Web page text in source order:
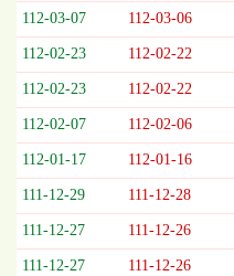
購
列
表，
欄
位
依
序
開
標
期、
112-03-07 112-03-06
112-02-23 112-02-22
112-02-23 112-02-22
112-02-07 112-02-06
112-01-17 112-01-16
111-12-29 111-12-28
111-12-27 111-12-26
111-12-27 111-12-26